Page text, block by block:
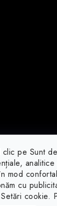
clic pe Sunt
mod
cu
cookie.
certains